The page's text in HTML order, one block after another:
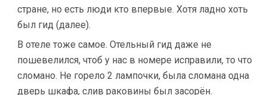
стране, но есть люди кто впервые. Хотя ладно хоть
был гид (далее).
В отеле тоже самое. Отельный гид даже не
пошевелился, чтоб у нас в номере исправили, то что
сломано. Не горело 2 лампочки, была сломана одна
дверь шкафа, слив раковины был засорён.